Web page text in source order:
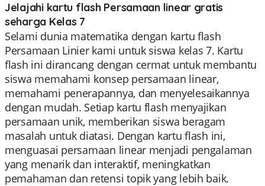
Jelajahi kartu flash Persamaan linear gratis
seharga Kelas 7
Selami dunia matematika dengan kartu flash
Persamaan Linier kami untuk siswa kelas 7. Kartu
flash ini dirancang dengan cermat untuk membantu
siswa memahami konsep persamaan linear,
memahami penerapannya, dan menyelesaikannya
dengan mudah. Setiap kartu flash menyajikan
persamaan unik, memberikan siswa beragam
masalah untuk diatasi. Dengan kartu flash ini,
menguasai persamaan linear menjadi pengalaman
yang menarik dan interaktif, meningkatkan
pemahaman dan retensi topik yang lebih baik.